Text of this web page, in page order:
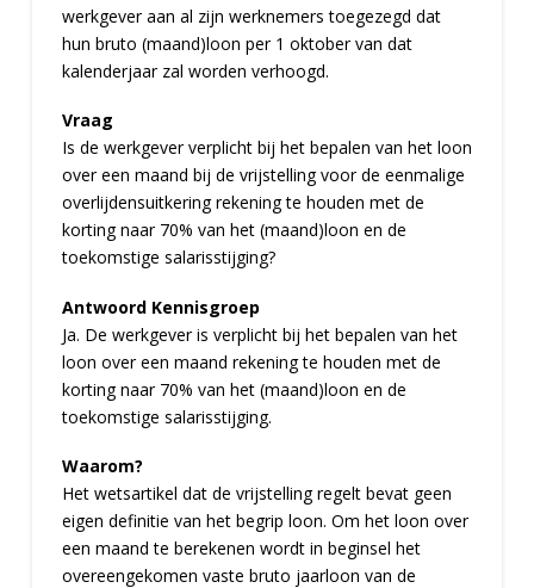
werkgever aan al zijn werknemers toegezegd dat
hun bruto (maand)loon per 1 oktober van dat
kalenderjaar zal worden verhoogd.
Vraag
Is de werkgever verplicht bij het bepalen van het loon
over een maand bij de vrijstelling voor de eenmalige
overlijdensuitkering rekening te houden met de
korting naar 70% van het (maand)loon en de
toekomstige salarisstijging?
Antwoord Kennisgroep
Ja. De werkgever is verplicht bij het bepalen van het
loon over een maand rekening te houden met de
korting naar 70% van het (maand)loon en de
toekomstige salarisstijging.
Waarom?
Het wetsartikel dat de vrijstelling regelt bevat geen
eigen definitie van het begrip loon. Om het loon over
een maand te berekenen wordt in beginsel het
overeengekomen vaste bruto jaarloon van de